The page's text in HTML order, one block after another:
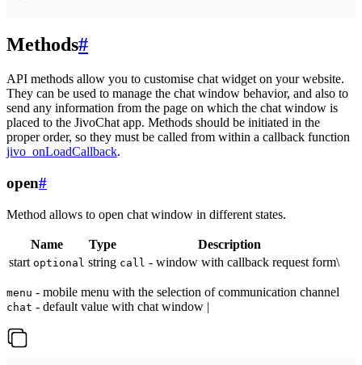
Methods#
API methods allow you to customise chat widget on your website.
They can be used to manage the chat window behavior, and also to
send any information from the page on which the chat window is
placed to the JivoChat app. Methods should be initiated in the
proper order, so they must be called from within a callback function
jivo_onLoadCallback.
open#
Method allows to open chat window in different states.
Name Type
Description
start optional string call - window with callback request form\
menu - mobile menu with the selection of communication channel
chat - default value with chat window |